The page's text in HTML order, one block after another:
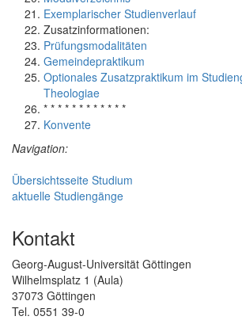
Exemplarischer Studienverlauf
Zusatzinformationen:
Prüfungsmodalitäten
Gemeindepraktikum
Optionales Zusatzpraktikum im
Theologiae
* * * * * * * * * * * *
Konvente
Navigation:
Übersichtsseite Studium
aktuelle Studiengänge
Kontakt
Georg-August-Universität Göttingen
Wilhelmsplatz 1 (Aula)
37073 Göttingen
Tel. 0551 39-0